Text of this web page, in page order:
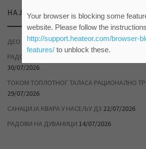
НАЈНОВИЈЕ ВЕСТИ
ДЕО НАСЕЉА ДУВАНИКА БЕЗ ВОДЕ04/08/
РАДОВИ НА САНАЦИЈИ ХАВАРИЈЕ У
30/07/2026
ТОКОМ ТОПЛОТНОГ ТАЛАСА РАЦИОНАЛНО
29/07/2026
САНАЦИЈА КВАРА У НАСЕЉУ Д3 22/07/2026
РАДОВИ НА ДУВАНИЦИ 14/07/2026
Your browser is blocking some
website. Please follow the
http://support.heateor.com/browser-
features/to unblock these.